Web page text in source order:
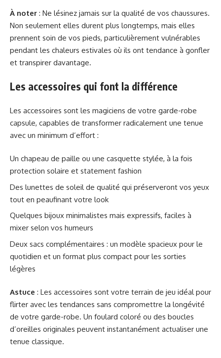
À noter : Ne lésinez jamais sur la qualité de vos chaussures.
Non seulement elles durent plus longtemps, mais elles
prennent soin de vos pieds, particulièrement vulnérables
pendant les chaleurs estivales où ils ont tendance à gonfler
et transpirer davantage.
Les accessoires qui font la différence
Les accessoires sont les magiciens de votre garde-robe
capsule, capables de transformer radicalement une tenue
avec un minimum d’effort :
Un chapeau de paille ou une casquette stylée, à la fois
protection solaire et statement fashion
Des lunettes de soleil de qualité qui préserveront vos yeux
tout en peaufinant votre look
Quelques bijoux minimalistes mais expressifs, faciles à
mixer selon vos humeurs
Deux sacs complémentaires : un modèle spacieux pour le
quotidien et un format plus compact pour les sorties
légères
Astuce : Les accessoires sont votre terrain de jeu idéal pour
flirter avec les tendances sans compromettre la longévité
de votre garde-robe. Un foulard coloré ou des boucles
d’oreilles originales peuvent instantanément actualiser une
tenue classique.